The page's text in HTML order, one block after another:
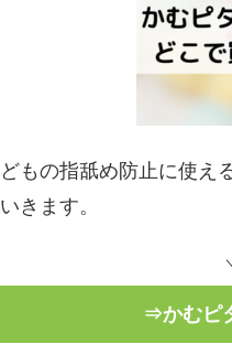
もの指舐め防止に使え
きます。
⇒かむピ